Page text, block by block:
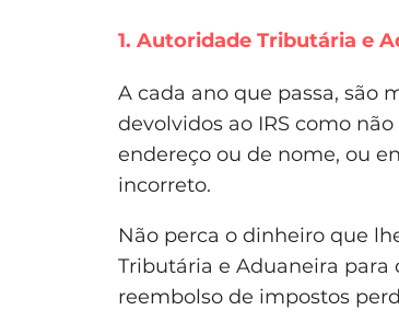
1. Autoridade Tributária e
A cada ano que passa, são
devolvidos ao IRS como
endereço ou de nome, ou
incorreto.
Não perca o dinheiro que
Tributária e Aduaneira para
reembolso de impostos